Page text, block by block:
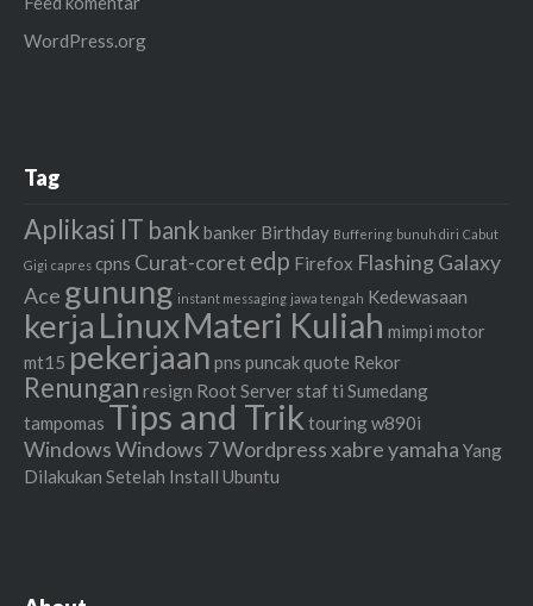
WordPress.org
Tag
Aplikasi IT bank banker Birthday Buffering bunuh diri Cabut
Gigi capres cpns Curat-coret edp Firefox Flashing Galaxy
Ace gunung instant messaging jawa tengah Kedewasaan
kerja LinuxMateri Kuliah mimpi motor
mt15 pekerjaan pns puncakquote Rekor
Renungan resign Root Server staf ti Sumedang
tampomas Tips and Trik touringw890i
WindowsWindows 7Wordpressxabreyamaha Yang
Dilakukan Setelah Install Ubuntu